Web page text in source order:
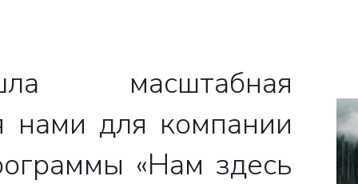
масштабная
нами для компании
«Нам здесь